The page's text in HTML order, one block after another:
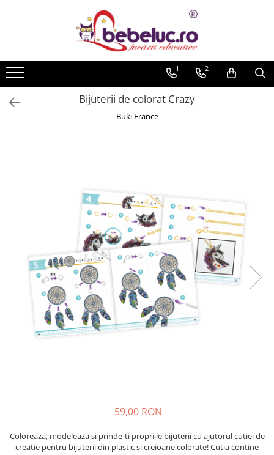
Toate Produsele
Jucarii pe varste
Jucarii educative
Set constructie copii
Jucarii Creativitate
Lucru manual copii
Seturi de desen
Seturi de pictura pentru copii
Tatuaje Copii
Nisip kinetic
Jucarii interactive
Bucatarii pentru copii
Banc de lucru pentru copii
1 2
Bijuterii de colorat Crazy
Buki France
59,00 RON
Coloreaza, modeleaza si prinde-ti propriile bijuterii cu ajutorul cutiei de
creatie pentru bijuterii din plastic și creioane colorate! Cutia contine